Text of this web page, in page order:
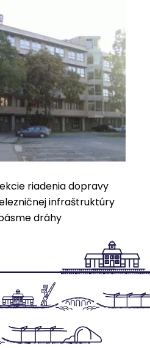
riadenia dopravy
infraštruktúry
dráhy